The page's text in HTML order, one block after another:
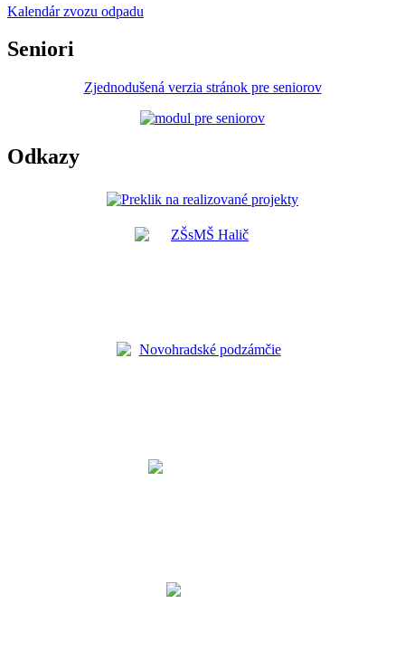
Kalendár zvozu odpadu
Seniori
Zjednodušená verzia stránok pre seniorov
Odkazy